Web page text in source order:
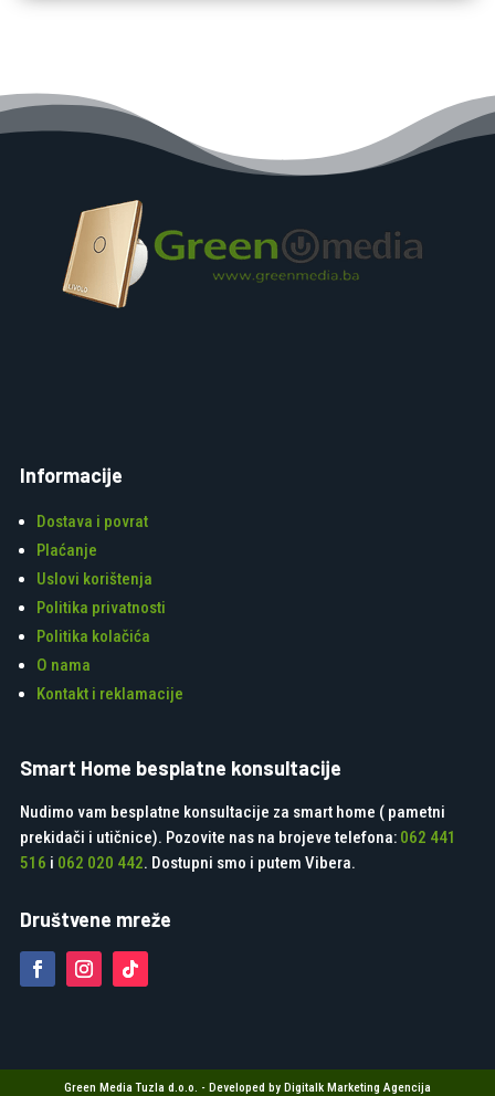
Informacije
Dostava i povrat
Plaćanje
Uslovi korištenja
Politika privatnosti
Politika kolačića
O nama
Kontakt i reklamacije
Smart Home besplatne konsultacije
Nudimo vam besplatne konsultacije za smart home ( pametni
prekidači i utičnice). Pozovite nas na brojeve telefona: 062 441
516 i 062 020 442. Dostupni smo i putem Vibera.
Društvene mreže
Green Media Tuzla d.o.o. - Developed by Digitalk Marketing Agencija